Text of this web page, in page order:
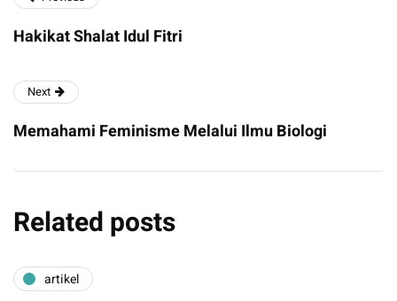
Hakikat Shalat Idul Fitri
Next
Memahami Feminisme Melalui Ilmu Biologi
Related posts
artikel